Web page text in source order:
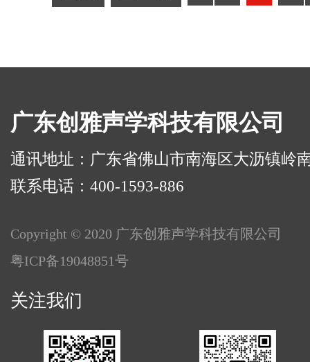
广东创雅声学科技有限公司
通讯地址：广东省佛山市南海区大沥镇岭
联系电话：400-1593-886
Copyright © 2020 广东创雅声学科技有限公司
粤ICP备19048851号
关注我们